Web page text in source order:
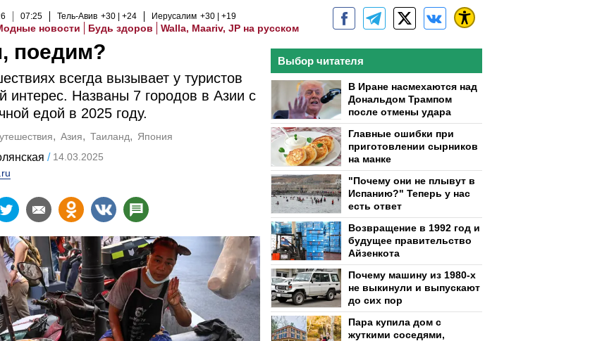
07:25 Тель-Авив +30 +24 Иерусалим +30 +19
новости Будь здоров Walla, Maariv, JP на русском
поедим?
всегда вызывает у туристов
интерес. Названы 7 городов в Азии с
едой в 2025 году.
Азия Таиланд Япония
14.03.2025
Выбор читателя
В Иране насмехаются над
Дональдом Трампом
после отмены удара
Главные ошибки при
приготовлении сырников
на манке
"Почему они не плывут в
Испанию?" Теперь у нас
есть ответ
Возвращение в 1992 год и
будущее правительство
Айзенкота
Почему машину из 1980-х
не выкинули и выпускают
до сих пор
Пара купила дом с
жуткими соседями,